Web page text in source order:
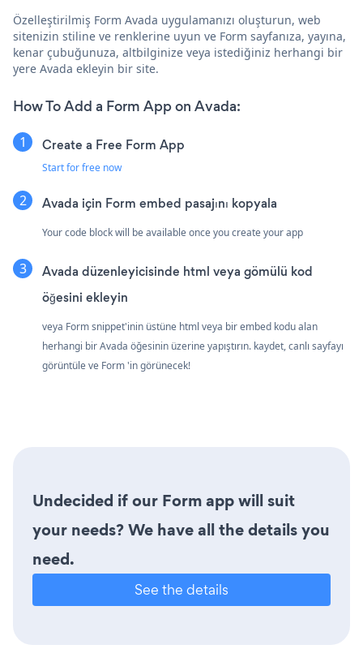
Özelleştirilmiş Form Avada uygulamanızı oluşturun, web
sitenizin stiline ve renklerine uyun ve Form sayfanıza, yayına,
kenar çubuğunuza, altbilginize veya istediğiniz herhangi bir
yere Avada ekleyin bir site.
How To Add a Form App on Avada:
Create a Free Form App
Start for free now
Avada için Form embed pasajını kopyala
Your code block will be available once you create your app
Avada düzenleyicisinde html veya gömülü kod
öğesini ekleyin
veya Form snippet'inin üstüne html veya bir embed kodu alan
herhangi bir Avada öğesinin üzerine yapıştırın. kaydet, canlı sayfayı
görüntüle ve Form 'in görünecek!
Undecided if our Form app will suit
your needs? We have all the details you
need.
See the details